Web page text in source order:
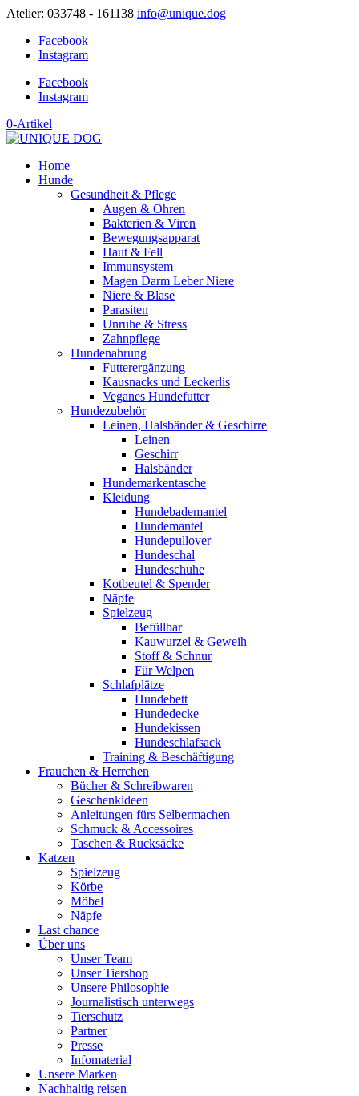
Atelier: 033748 - 161138 info@unique.dog
Facebook
Instagram
Facebook
Instagram
0-Artikel
Home
Hunde
Gesundheit & Pflege
Augen & Ohren
Bakterien & Viren
Bewegungsapparat
Haut & Fell
Immunsystem
Magen Darm Leber Niere
Niere & Blase
Parasiten
Unruhe & Stress
Zahnpflege
Hundenahrung
Futterergänzung
Kausnacks und Leckerlis
Veganes Hundefutter
Hundezubehör
Leinen, Halsbänder & Geschirre
Leinen
Geschirr
Halsbänder
Hundemarkentasche
Kleidung
Hundebademantel
Hundemantel
Hundepullover
Hundeschal
Hundeschuhe
Kotbeutel & Spender
Näpfe
Spielzeug
Befüllbar
Kauwurzel & Geweih
Stoff & Schnur
Für Welpen
Schlafplätze
Hundebett
Hundedecke
Hundekissen
Hundeschlafsack
Training & Beschäftigung
Frauchen & Herrchen
Bücher & Schreibwaren
Geschenkideen
Anleitungen fürs Selbermachen
Schmuck & Accessoires
Taschen & Rucksäcke
Katzen
Spielzeug
Körbe
Möbel
Näpfe
Last chance
Über uns
Unser Team
Unser Tiershop
Unsere Philosophie
Journalistisch unterwegs
Tierschutz
Partner
Presse
Infomaterial
Unsere Marken
Nachhaltig reisen